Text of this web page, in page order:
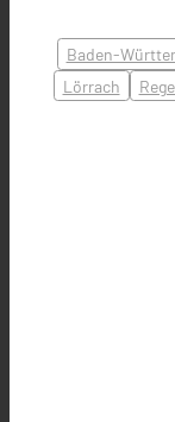
Baden-
Lörrach